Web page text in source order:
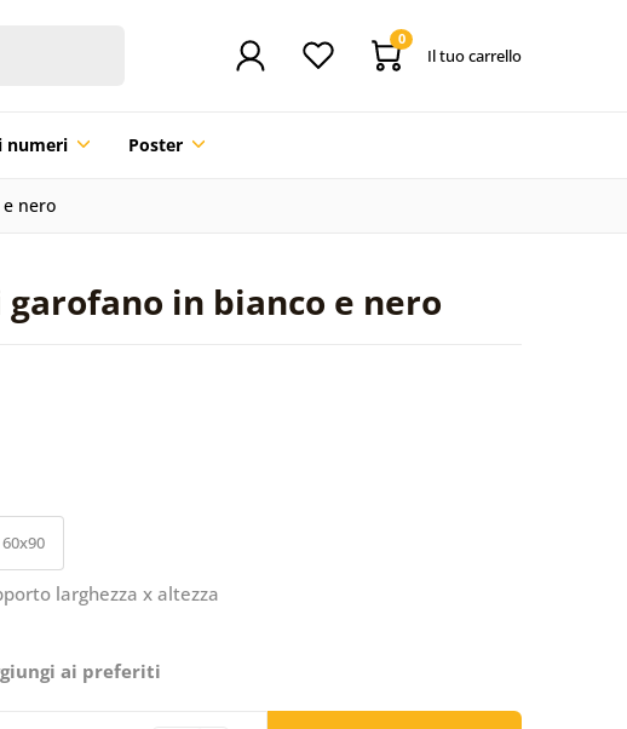
0
Il tuo carrello
numeri Poster
nero
in bianco e nero
60x90
larghezza x altezza
ai preferiti